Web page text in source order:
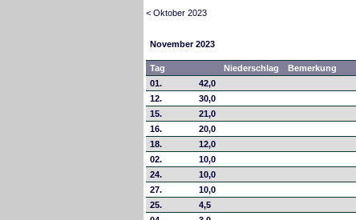
< Oktober 2023
November 2023
Tag Niederschlag Bemerkung
01.
42,0
12.
30,0
15.
21,0
16.
20,0
18.
12,0
02.
10,0
24.
10,0
27.
10,0
25.
4,5